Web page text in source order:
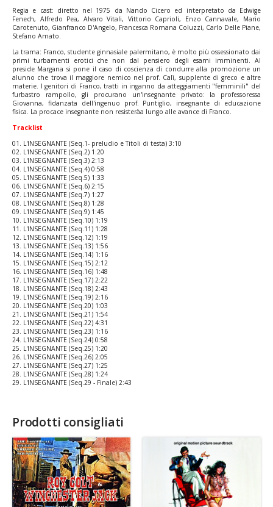
Regia e cast: diretto nel 1975 da Nando Cicero ed interpretato da Edwige
Fenech, Alfredo Pea, Alvaro Vitali, Vittorio Caprioli, Enzo Cannavale, Mario
Carotenuto, Gianfranco D'Angelo, Francesca Romana Coluzzi, Carlo Delle Piane,
Stefano Amato.
La trama: Franco, studente ginnasiale palermitano, è molto più ossessionato dai
primi turbamenti erotici che non dal pensiero degli esami imminenti. Al
preside Margana si pone il caso di coscienza di condurre alla promozione un
alunno che trova il maggiore nemico nel prof. Calì, supplente di greco e altre
materie. I genitori di Franco, tratti in inganno da atteggiamenti "femminili" del
furbastro rampollo, gli procurano un'insegnante privato: la professoressa
Giovanna, fidanzata dell'ingenuo prof. Puntiglio, insegnante di educazione
fisica. La procace insegnante non resisteràa lungo alle avance di Franco.
Tracklist
01. L'INSEGNANTE (Seq.1- preludio e Titoli di testa) 3:10
02. L'INSEGNANTE (Seq.2) 1:20
03. L'INSEGNANTE (Seq.3) 2:13
04. L'INSEGNANTE (Seq.4) 0:58
05. L'INSEGNANTE (Seq.5) 1:33
06. L'INSEGNANTE (Seq.6) 2:15
07. L'INSEGNANTE (Seq.7) 1:27
08. L'INSEGNANTE (Seq.8) 1:28
09. L'INSEGNANTE (Seq.9) 1:45
10. L'INSEGNANTE (Seq.10) 1:19
11. L'INSEGNANTE (Seq.11) 1:28
12. L'INSEGNANTE (Seq.12) 1:19
13. L'INSEGNANTE (Seq.13) 1:56
14. L'INSEGNANTE (Seq.14) 1:16
15. L'INSEGNANTE (Seq.15) 2:12
16. L'INSEGNANTE (Seq.16) 1:48
17. L'INSEGNANTE (Seq.17) 2:22
18. L'INSEGNANTE (Seq.18) 2:43
19. L'INSEGNANTE (Seq.19) 2:16
20. L'INSEGNANTE (Seq.20) 1:03
21. L'INSEGNANTE (Seq.21) 1:54
22. L'INSEGNANTE (Seq.22) 4:31
23. L'INSEGNANTE (Seq.23) 1:16
24. L'INSEGNANTE (Seq.24) 0:58
25. L'INSEGNANTE (Seq.25) 1:20
26. L'INSEGNANTE (Seq.26) 2:05
27. L'INSEGNANTE (Seq.27) 1:25
28. L'INSEGNANTE (Seq.28) 1:24
29. L'INSEGNANTE (Seq.29 - Finale) 2:43
Prodotti consigliati